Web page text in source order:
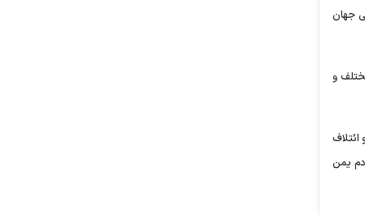
جهان
و
یمن